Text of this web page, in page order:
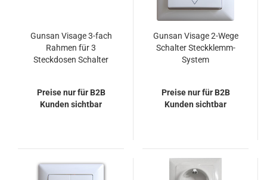
Gunsan Visage 3-fach
Rahmen für 3
Steckdosen Schalter
Preise nur für B2B
Kunden sichtbar
Gunsan Visage 2-Wege
Schalter Steckklemm-
System
Preise nur für B2B
Kunden sichtbar